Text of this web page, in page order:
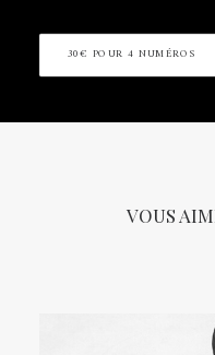
30€ POUR 4 NUMÉROS
VOUS